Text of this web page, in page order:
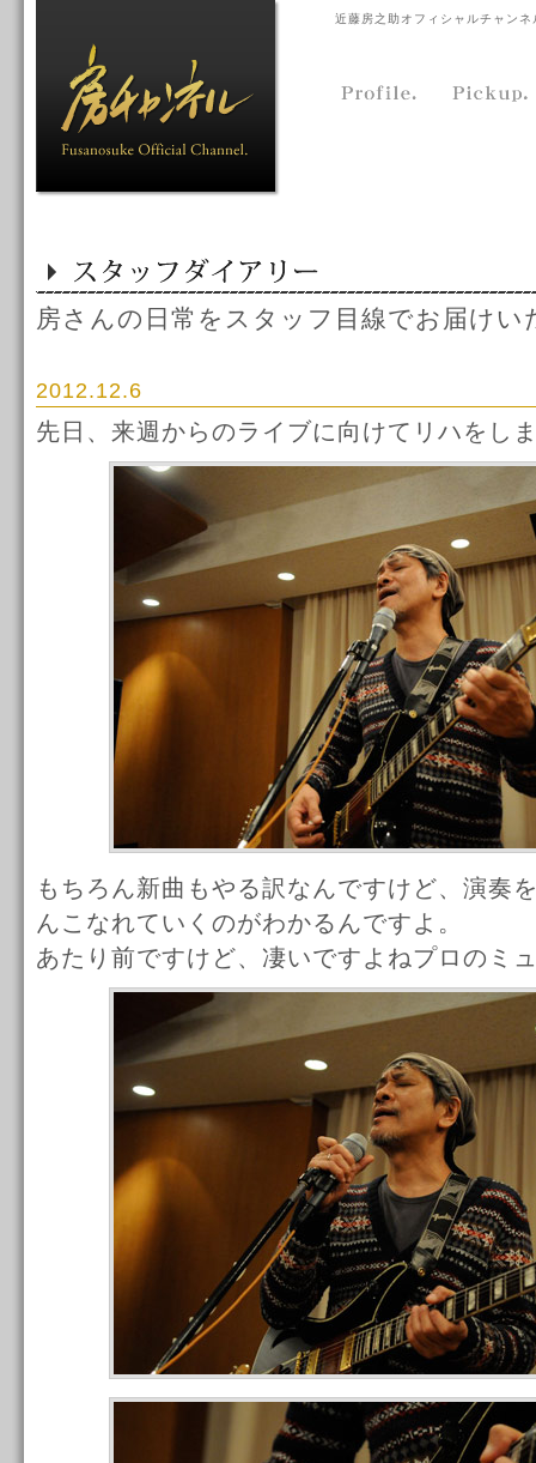
近藤房之助オフィシャルチャン
房さんの日常をスタッフ目線でお届けい
2012.12.6
先日、来週からのライブに向けてリハをし
もちろん新曲もやる訳なんですけど、演奏
んこなれていくのがわかるんですよ。
あたり前ですけど、凄いですよねプロのミ